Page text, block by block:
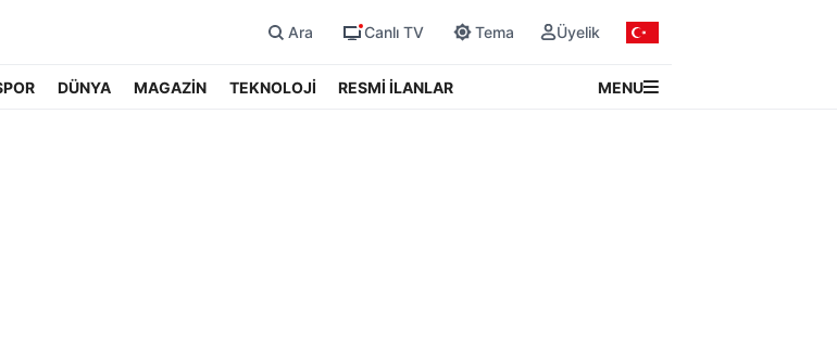
Ara Canlı TV Tema Üyelik
DÜNYA MAGAZİN TEKNOLOJİ RESMİ İLANLAR MENU